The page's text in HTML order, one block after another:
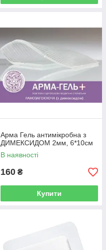
Арма Гель антимікробна з
ДИМЕКСИДОМ 2мм, 6*10см
В наявності
160 ₴
Купити